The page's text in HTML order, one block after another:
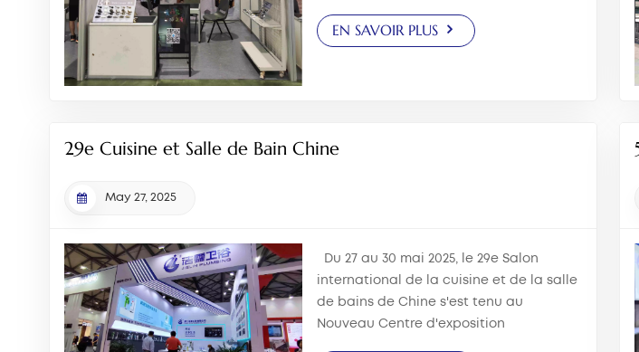
conférences et d'expositions de Xiamen.
EN SAVOIR PLUS
29e Cuisine et Salle de Bain Chine
May 27, 2025
Du 27 au 30 mai 2025, le 29e Salon
international de la cuisine et de la salle
de bains de Chine s'est tenu au
Nouveau Centre d'exposition